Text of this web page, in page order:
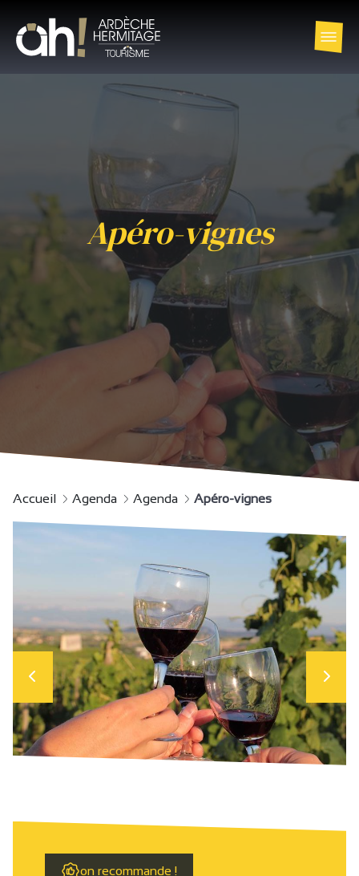
Apéro-vignes
Accueil Agenda Agenda Apéro-vignes
on recommande !